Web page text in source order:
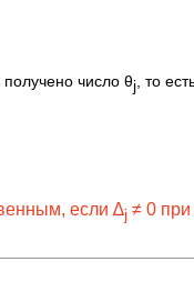
число θj , то
если ∆j ≠ 0 при